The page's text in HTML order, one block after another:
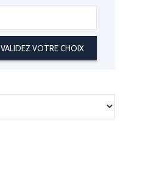
VALIDEZ VOTRE CHOIX